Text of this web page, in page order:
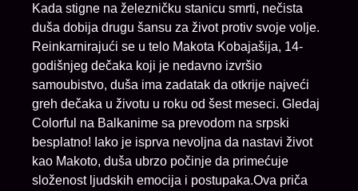
Kada stigne na železničku stanicu smrti, nečista
duša dobija drugu šansu za život protiv svoje volje.
Reinkarnirajući se u telo Makota Kobajašija, 14-
godišnjeg dečaka koji je nedavno izvršio
samoubistvo, duša ima zadatak da otkrije najveći
greh dečaka u životu u roku od šest meseci. Gledaj
Colorful na Balkanime sa prevodom na srpski
besplatno! Iako je isprva nevoljna da nastavi život
kao Makoto, duša ubrzo počinje da primećuje
složenost ljudskih emocija i postupaka.Ova priča